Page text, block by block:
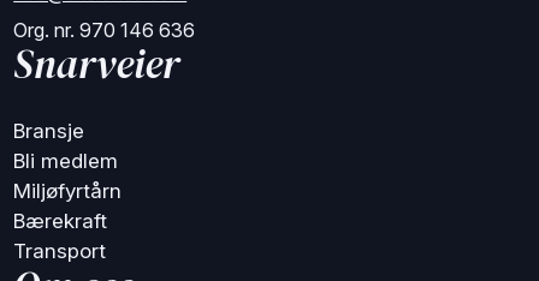
Org. nr. 970 146 636
Snarveier
Bransje
Bli medlem
Miljøfyrtårn
Bærekraft
Transport